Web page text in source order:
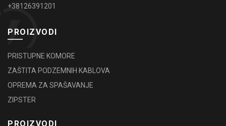
+38126391201
PROIZVODI
PRISTUPNE KOMORE
ZAŠTITA PODZEMNIH KABLOVA
OPREMA ZA SPAŠAVANJE
ZIPSTER
PROIZVODI